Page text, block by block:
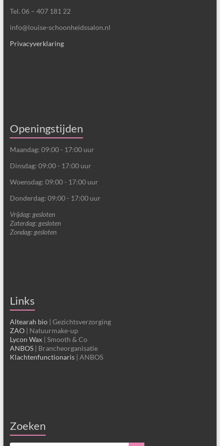
Tel. 06 – 407 181 22
info@louise-schoonheidssalon.nl
Privacyverklaring
Openingstijden
Maandag: 09:00 - 17:00 uur
Dinsdag: 09:00 - 17:00 uur
Woensdag: 09:00 - 17:00 uur
Donderdag: 09:00 - 17:00 uur
Vrijdag: gesloten
Zaterdag: gesloten
Zondag: gesloten
Links
Altearah bio| Gezichtsverzorging
ZAO| Natuurmake-up
Lycon Wax| Smooth & Co
ANBOS| Brancheorganisatie
Klachtenfunctionaris| ANBOS
Zoeken